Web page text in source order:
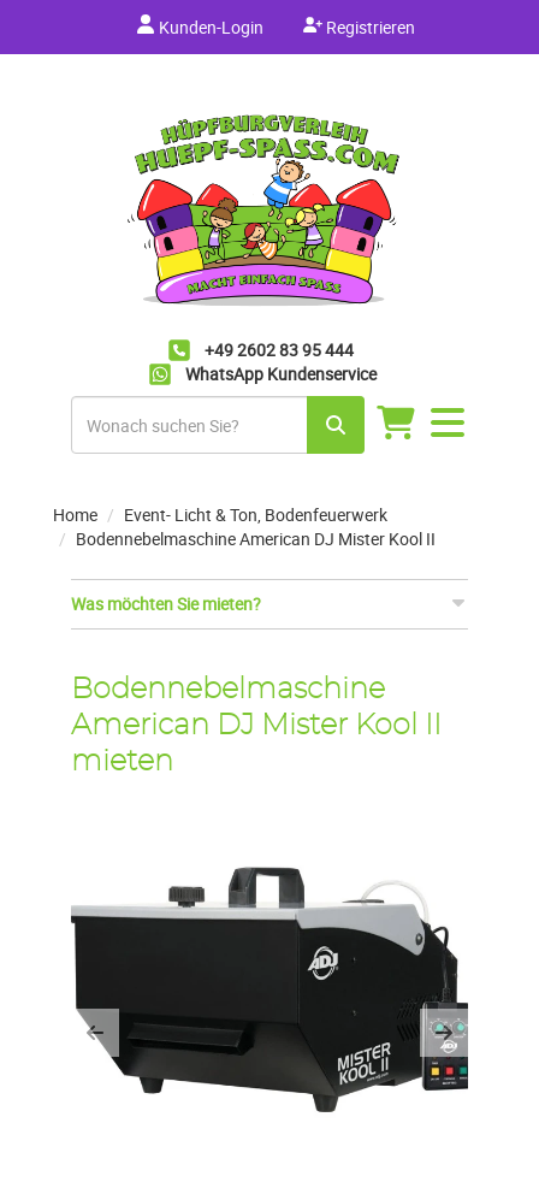
Kunden-Login Registrieren
+49 2602 83 95 444
WhatsApp Kundenservice
Navigation
umschalten
Home
Event- Licht & Ton, Bodenfeuerwerk
Bodennebelmaschine American DJ Mister Kool II
Was möchten Sie mieten?
Bodennebelmaschine
American DJ Mister Kool II
mieten
Previous Next